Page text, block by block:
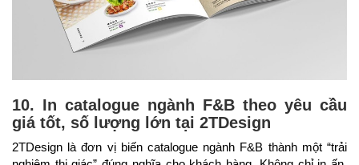
10. In catalogue ngành F&B theo yêu cầu
giá tốt, số lượng lớn tại 2TDesign
2TDesign là đơn vị biến catalogue ngành F&B thành một “trải